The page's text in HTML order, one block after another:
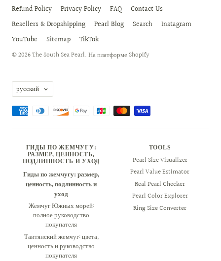
Refund Policy
Privacy Policy FAQ
Contact Us
Resellers & Dropshipping
Pearl Blog Search
Instagram
YouTube
Sitemap TikTok
© 2026The South Sea Pearl. На платформе Shopify
Language
русский
ГИДЫ ПО ЖЕМЧУГУ:
РАЗМЕР, ЦЕННОСТЬ,
ПОДЛИННОСТЬ И УХОД
Гиды по жемчугу: размер,
ценность, подлинность и
уход
Жемчуг Южных морей:
полное руководство
покупателя
Таитянский жемчуг: цвета,
ценность и руководство
покупателя
TOOLS
Pearl Size Visualizer
Pearl Value Estimator
Real Pearl Checker
Pearl Color Explorer
Ring Size Converter